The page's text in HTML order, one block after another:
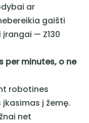
ar
gaišti
— Z130
per minutes, o ne
robotines
į žemę.
net